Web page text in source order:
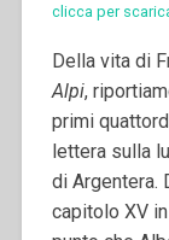
clicca per
Della vita di
Alpi,
primi
lettera sulla
di Argentera.
capitolo XV